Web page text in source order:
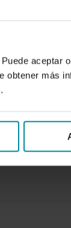
aceptar
obtener más
.
en las
y
la